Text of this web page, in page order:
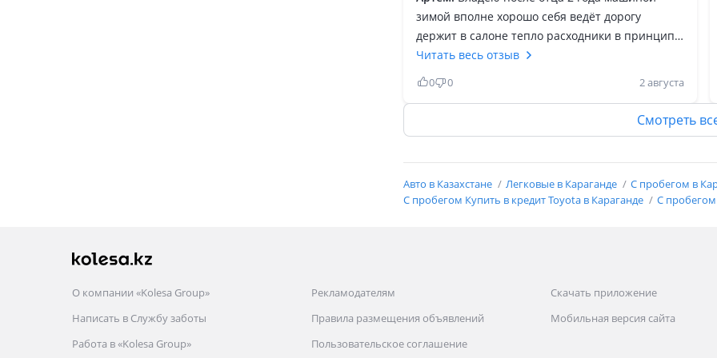
зимой вполне хорошо себя ведёт дорогу
держит в салоне тепло расходники в принципе
как и у всех авто не чего сверх естественного
масло гранаты рулевые наконечники это база
из минусов низко расположен картер
двигателя по этому бывает трёт по земле
+ постоянный полный привод не дают подрыва
но и машина не гоночноя тоже можно учесть
Читать весь отзыв
0 0 2 августа
Смотреть
Авто в Казахстане Легковые в Караганде С пробегом в
С пробегом Купить в кредит Toyota в Караганде
С пробегом
О компании «Kolesa Group»
Написать в Службу заботы
Работа в «Kolesa Group»
Рекламодателям
Правила размещения объявлений
Пользовательское соглашение
Скачать приложение
Мобильная версия сайта